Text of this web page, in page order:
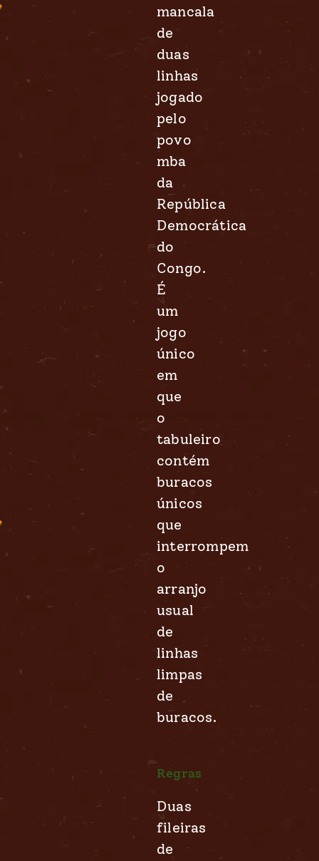
mancala
de
duas
linhas
jogado
pelo
povo
mba
da
República
Democrática
do
Congo.
É
um
jogo
único
em
que
o
tabuleiro
contém
buracos
únicos
que
interrompem
o
arranjo
usual
de
linhas
limpas
de
buracos.
Regras
Duas
fileiras
de